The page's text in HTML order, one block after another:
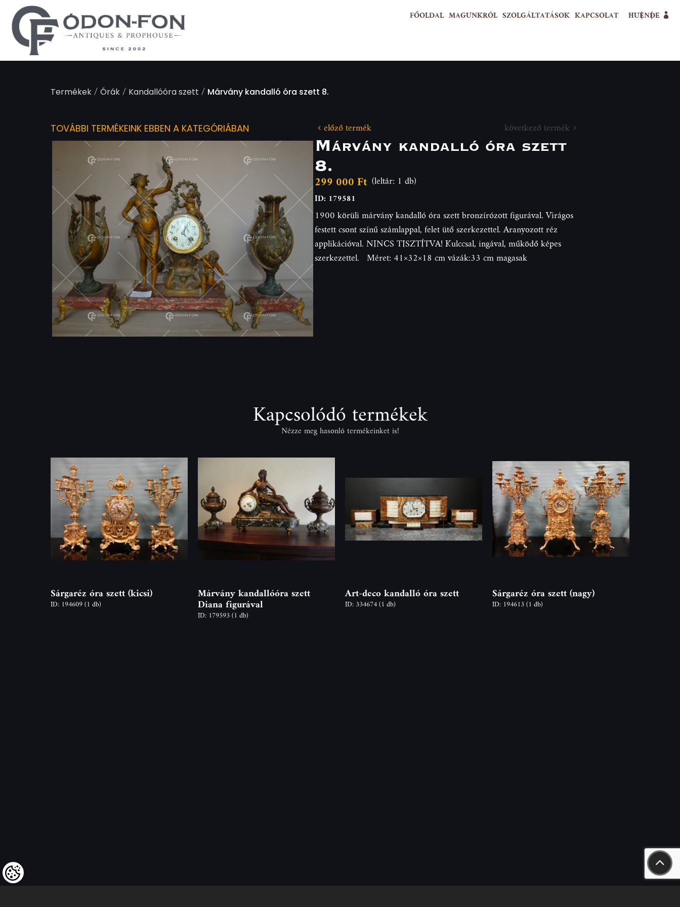
FŐOLDAL MAGUNKRÓL SZOLGÁLTATÁSOK KAPCSOLAT HUENDE
Termékek/Órák/ Kandallóóra szett / Márvány kandalló óra szett 8.
TOVÁBBI TERMÉKEINK EBBEN A KATEGÓRIÁBAN előző termék következő termék
Márvány kandalló óra szett
8.
299 000 Ft (leltár: 1 db)
ID: 179581
1900 körüli márvány kandalló óra szett bronzírózott figurával. Virágos
festett csont színű számlappal, felet ütő szerkezettel. Aranyozott réz
applikációval. NINCS TISZTÍTVA! Kulccsal, ingával, működő képes
szerkezettel. Méret: 41×32×18 cm vázák:33 cm magasak
Kapcsolódó termékek
Nézze meg hasonló termékeinket is!
Sárgaréz óra szett (kicsi)
ID: 194609(1 db)
Márvány kandallóóra szett
Diana figurával
ID: 179593(1 db)
Art-deco kandalló óra szett
ID: 334674(1 db)
Sárgaréz óra szett (nagy)
ID: 194613(1 db)
Süti preferenciák